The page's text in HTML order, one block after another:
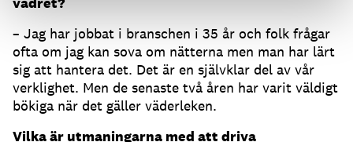
– Jag har jobbat i branschen i 35 år och folk frågar
ofta om jag kan sova om nätterna men man har lärt
sig att hantera det. Det är en självklar del av vår
verklighet. Men de senaste två åren har varit väldigt
bökiga när det gäller väderleken.
Vilka är utmaningarna med att driva